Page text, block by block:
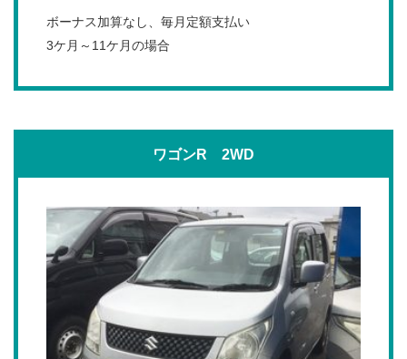
ボーナス加算なし、毎月定額支払い
3ケ月～11ケ月の場合
ワゴンR 2WD